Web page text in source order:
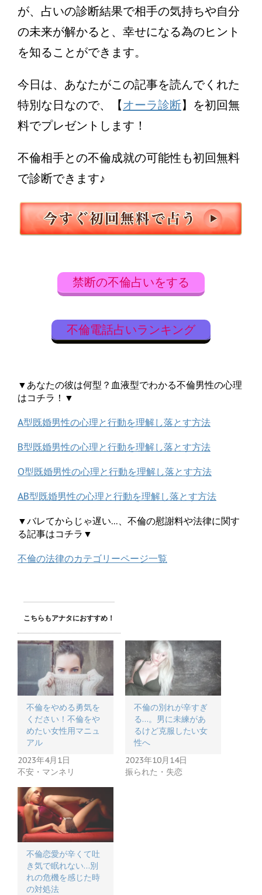
が、占いの診断結果で相手の気持ちや自分
の未来が解かると、幸せになる為のヒント
を知ることができます。
今日は、あなたがこの記事を読んでくれた
特別な日なので、【オーラ診断】を初回無
料でプレゼントします！
不倫相手との不倫成就の可能性も初回無料
で診断できます♪
禁断の不倫占いをする
不倫電話占いランキング
▼あなたの彼は何型？血液型でわかる不倫男性の心理
はコチラ！▼
A型既婚男性の心理と行動を理解し落とす方法
B型既婚男性の心理と行動を理解し落とす方法
O型既婚男性の心理と行動を理解し落とす方法
AB型既婚男性の心理と行動を理解し落とす方法
▼バレてからじゃ遅い…、不倫の慰謝料や法律に関す
る記事はコチラ▼
不倫の法律のカテゴリーページ一覧
こちらもアナタにおすすめ！
不倫をやめる勇気を
ください！不倫をや
めたい女性用マニュ
アル
2023年4月1日
不安・マンネリ
不倫の別れが辛すぎ
る…。男に未練があ
るけど克服したい女
性へ
2023年10月14日
振られた・失恋
不倫恋愛が辛くて吐
き気で眠れない…別
れの危機を感じた時
の対処法